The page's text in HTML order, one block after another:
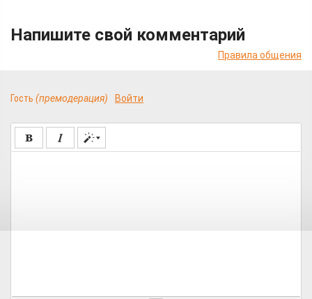
Напишите свой комментарий
Правила общения
Гость (премодерация) Войти